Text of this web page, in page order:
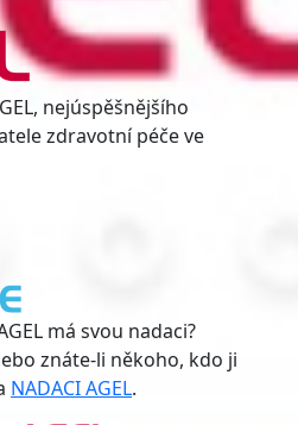
nejúspěšnějšího
zdravotní péče ve
má svou nadaci?
znáte-li někoho, kdo ji
NADACI AGEL.